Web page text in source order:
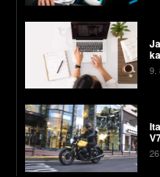
9.